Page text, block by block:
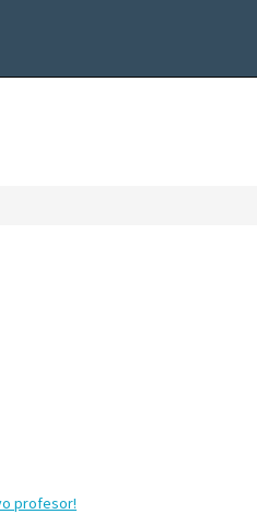
profesor!